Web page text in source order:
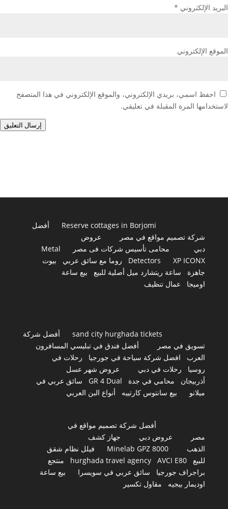
البريد الإلكتروني *
الموقع الإلكتروني
احفظ اسمي، بريدي الإلكتروني، والموقع الإلكتروني في هذا المتصفح
لاستخدامها المرة المقبلة في تعليقي.
إرسال التعليق
Reserve cottages in Borjomi
أفضل
شركة تصميم مواقع في مصر
عروض
دبي
محامى تأسيس شركات فى مصر
Metal
Detectors
XP ICONX روما مع سائق عربي
بيوت
جاهزة
ساعة ريتشارد ميل أصلية للبيع
بيع ساعة
اوميجا
عمال تنظيف
sand city hurghada tickets
أفضل شركة
تسويق في مصر
أفضل فندق في تبليسي المسافرون
العرب
افضل شركة سياحة في جورجيا
رحلات في
روسيا
رحلات في دبي
عروض شهر عسل
أذربيجان
محامي في جدة GR 4 Dual
سائق عربي في
ميلانو
بيع سانتوس كارتييه أنواع البن العربي
أفضل شركة تصميم مواقع في
مصر
عروض دبي
جهاز كشف
الذهب
Minelab GPZ 8000
فيلل نظام شقق
للبيع
hurghada travel agency AVCI E80
منتجع
براجراف جورجيا
سائق عربي في سويسرا
بيع ساعة
اوديمار بيجيه
مقاول تكسير